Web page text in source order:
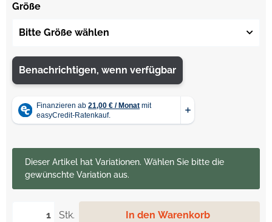
Größe
Bitte Größe wählen
Benachrichtigen, wenn verfügbar
Stk. In den Warenkorb
xDieser Artikel hat Variationen. Wählen Sie bitte die
gewünschte Variation aus.